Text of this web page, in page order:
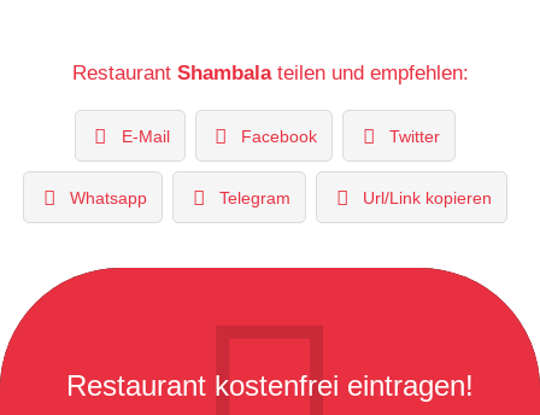
Restaurant Shambalateilen und empfehlen:
E-Mail Facebook Twitter
Whatsapp Telegram Url/Link kopieren
Restaurant kostenfrei eintragen!